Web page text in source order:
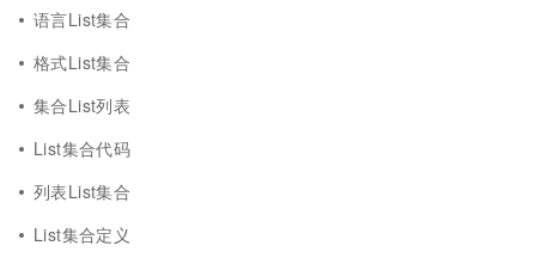
语言List集合
格式List集合
集合List列表
List集合代码
列表List集合
List集合定义